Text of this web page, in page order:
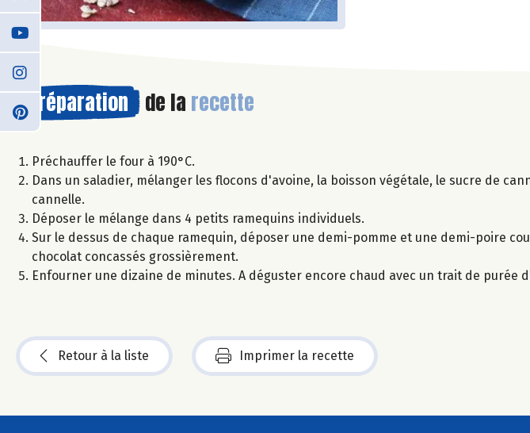
Préparation de la recette
Préchauffer le four à 190°C.
Dans un saladier, mélanger les flocons d'avoine, la boisson végétale, le sucre de
cannelle.
Déposer le mélange dans 4 petits ramequins individuels.
Sur le dessus de chaque ramequin, déposer une demi-pomme et une demi-poire
chocolat concassés grossièrement.
Enfourner une dizaine de minutes. A déguster encore chaud avec un trait de purée
Retour à la liste Imprimer la recette